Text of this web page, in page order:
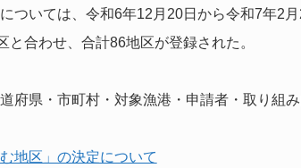
ついては、令和6年12月20日から令和7年2
合わせ、合計86地区が登録された。
府県・市町村・対象漁港・申請者・取り組
地区」の決定について